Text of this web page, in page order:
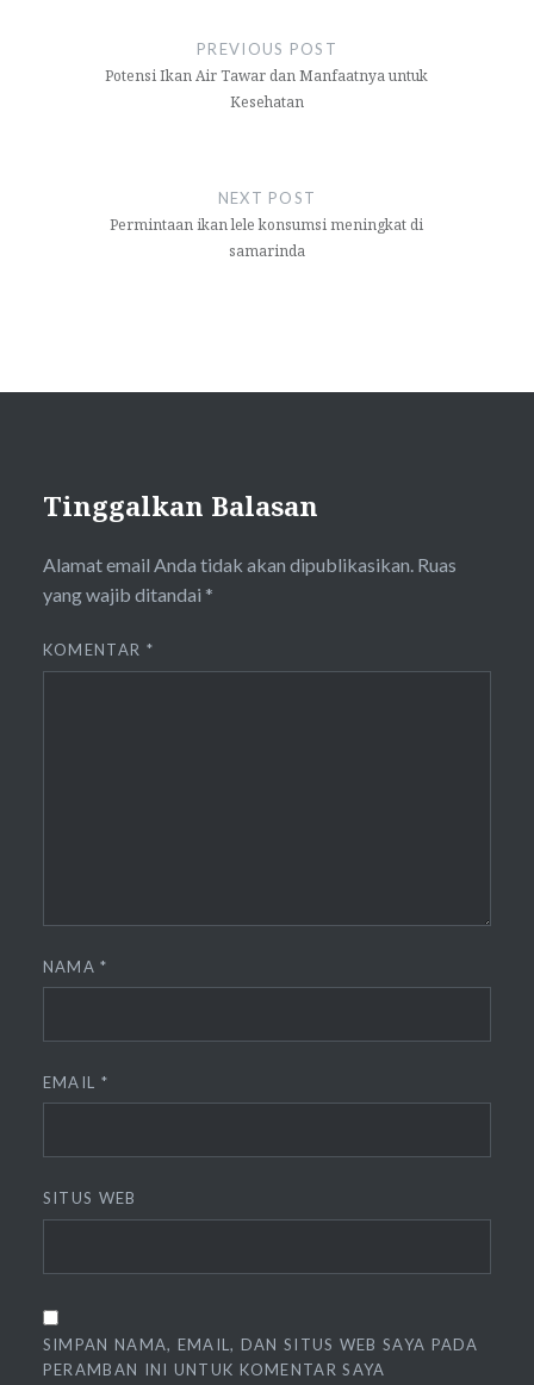
PREVIOUS POST
Potensi Ikan Air Tawar dan Manfaatnya untuk
Kesehatan
NEXT POST
Permintaan ikan lele konsumsi meningkat di
samarinda
Tinggalkan Balasan
Alamat email Anda tidak akan dipublikasikan. Ruas
yang wajib ditandai *
KOMENTAR *
NAMA*
EMAIL *
SITUS WEB
SIMPAN NAMA, EMAIL, DAN SITUS WEB SAYA PADA
PERAMBAN INI UNTUK KOMENTAR SAYA